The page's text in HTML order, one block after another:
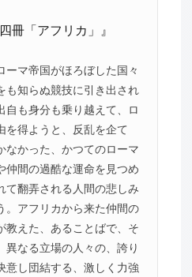
冊「アフリカ」』
ーマ帝国がほろぼした国々
も知らぬ競技に引き出され
自も身分も乗り越えて、ロ
を得ようと、反乱を企て
なかった、かつてのローマ
仲間の過酷な運命を見つめ
て翻弄される人間の悲しみ
。アフリカから来た仲間の
教えた、あることばで、そ
異なる立場の人々の、誇り
意し団結する、激しく力強